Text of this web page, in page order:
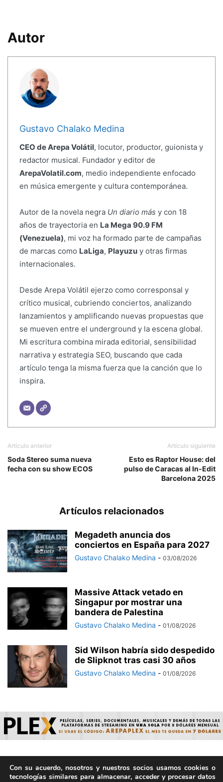
Autor
Gustavo Chalako Medina
CEO de Arepa Volátil, locutor, productor, guionista y
redactor musical. Fundador y editor de
ArepaVolatil.com, medio independiente enfocado
en música emergente y cultura contemporánea.
Autor de la novela negra Un diario más y con 18
años de trayectoria en La Mega 90.9 FM
(Venezuela), mi voz ha formado parte de campañas
de marcas como LaLiga, Playuzuy otras firmas
internacionales.
Desde Arepa Volátil ejerzo como corresponsal y
crítico musical, cubriendo conciertos, analizando
lanzamientos y amplificando nuevas propuestas que
se mueven entre el underground y la escena global.
Mi escritura combina mirada editorial, sensibilidad
narrativa y estrategia SEO, buscando que cada
artículo tenga la misma fuerza que la canción que lo
inspira.
Artículo anterior
Soda Stereo suma nueva
fecha con su show ECOS
Artículo siguiente
Esto es Raptor House: del
pulso de Caracas al In-Edit
Barcelona 2025
Artículos relacionados
Megadeth anuncia dos
conciertos en España para 2027
Gustavo Chalako Medina - 03/08/2026
Massive Attack vetado en
Singapur por mostrar una
bandera de Palestina
Gustavo Chalako Medina - 01/08/2026
Sid Wilson habría sido despedido
de Slipknot tras casi 30 años
Gustavo Chalako Medina - 01/08/2026
© ArepaVolatil.Com 2021-2025 - Hecho por humanos, no por
Con su acuerdo, nosotros y nuestros socios usamos cookies o
tecnologías similares para almacenar, acceder y procesar datos